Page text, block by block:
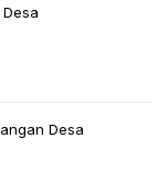
Desa